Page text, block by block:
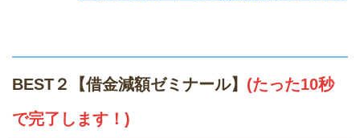
BEST２【借金減額ゼミナール】 (たった10秒
で完了します！)